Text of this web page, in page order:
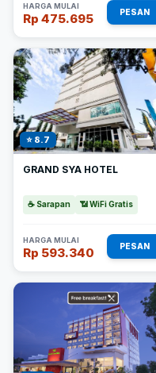
HARGA MULAI
Rp 475.695 PESAN
⭐ 8.7
GRAND SYA HOTEL
☕ Sarapan 📶 WiFi Gratis
HARGA MULAI
Rp 593.340 PESAN